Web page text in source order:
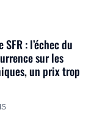
: l’échec du
sur les
un prix trop